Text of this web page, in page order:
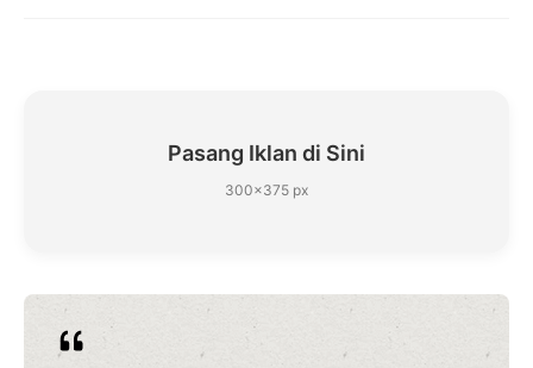
Pasang Iklan di Sini
300×375 px